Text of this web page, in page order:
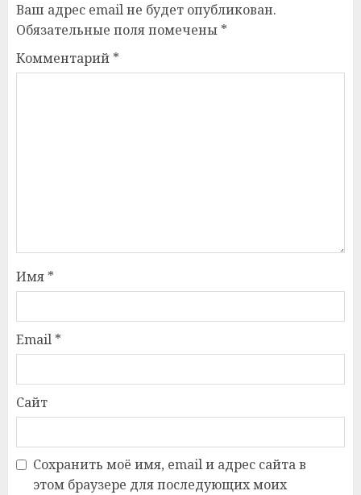
Ваш адрес email не будет опубликован.
Обязательные поля помечены *
Комментарий *
Имя *
Email *
Сайт
Сохранить моё имя, email и адрес сайта в
этом браузере для последующих моих